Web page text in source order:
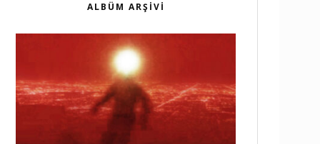
ALBÜM ARŞIVI